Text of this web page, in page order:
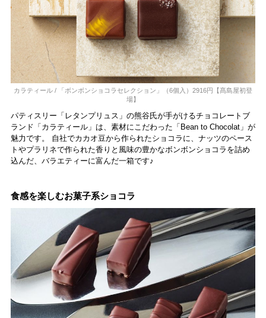
カラティール / 「ボンボンショコラセレクション」（6個入）2916円【髙島屋初登
場】
パティスリー「レタンプリュス」の熊谷氏が手がけるチョコレートブ
ランド「カラティール」は、素材にこだわった「Bean to Chocolat」が
魅力です。 自社でカカオ豆から作られたショコラに、ナッツのペース
トやプラリネで作られた香りと風味の豊かなボンボンショコラを詰め
込んだ、バラエティーに富んだ一箱です♪
食感を楽しむお菓子系ショコラ